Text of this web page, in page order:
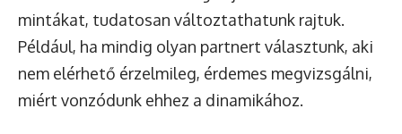
mintákat, tudatosan változtathatunk rajtuk.
Például, ha mindig olyan partnert választunk, aki
nem elérhető érzelmileg, érdemes megvizsgálni,
miért vonzódunk ehhez a dinamikához.